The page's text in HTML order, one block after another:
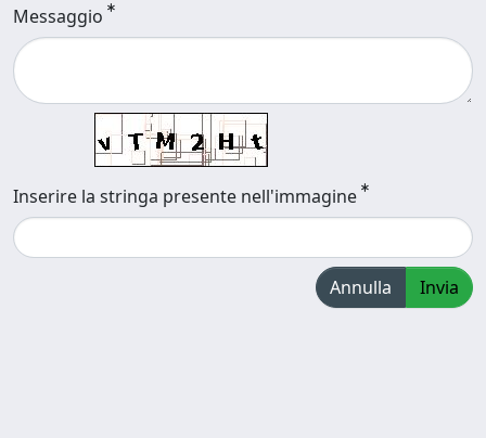
Messaggio
Inserire la stringa presente nell'immagine
Annulla Invia